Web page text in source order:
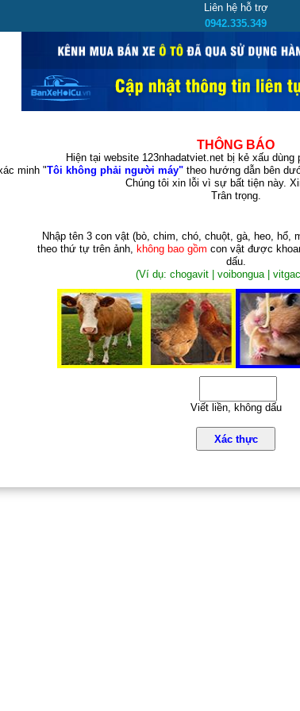
Liên hệ hỗ trợ
0942.335.349
THÔNG BÁO
Hiện tại website 123nhadatviet.net bị kẻ xấu dùng
minh "Tôi không phải người máy"theo hướng dẫn bên
Chúng tôi xin lỗi vì sự bất tiện này.
Trân trọng.
Nhập tên 3 con vật (bò, chim, chó, chuột, gà, heo, hổ,
theo thứ tự trên ảnh, không bao gồm con vật được
dấu.
(Ví dụ: chogavit | voibongua |
Viết liền, không dấu
Xác thực